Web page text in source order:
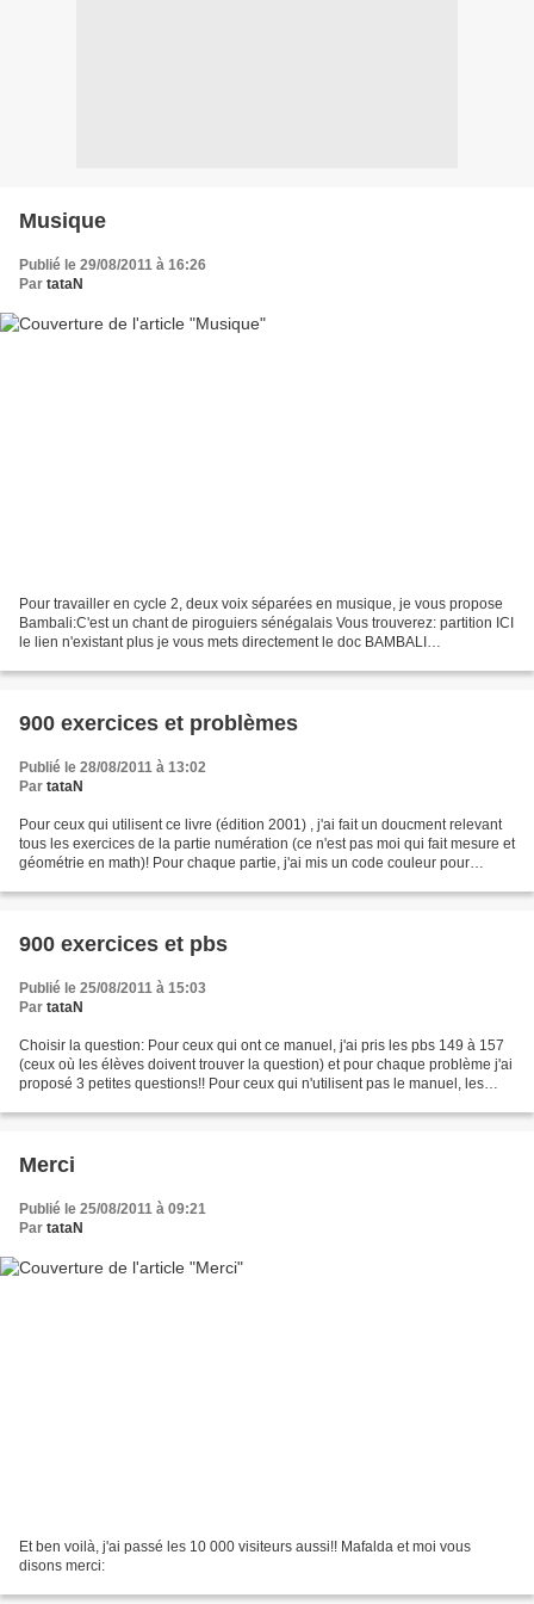
Musique
Publié le 29/08/2011 à 16:26
Par tataN
Pour travailler en cycle 2, deux voix séparées en musique, je vous propose
Bambali:C'est un chant de piroguiers sénégalais Vous trouverez: partition ICI
le lien n'existant plus je vous mets directement le doc BAMBALI
900 exercices et problèmes
Publié le 28/08/2011 à 13:02
Par tataN
Pour ceux qui utilisent ce livre (édition 2001) , j'ai fait un doucment relevant
tous les exercices de la partie numération (ce n'est pas moi qui fait mesure et
géométrie en math)! Pour chaque partie, j'ai mis un code couleur pour
900 exercices et pbs
Publié le 25/08/2011 à 15:03
Par tataN
Choisir la question: Pour ceux qui ont ce manuel, j'ai pris les pbs 149 à 157
(ceux où les élèves doivent trouver la question) et pour chaque problème j'ai
proposé 3 petites questions!! Pour ceux qui n'utilisent pas le manuel, les
Merci
Publié le 25/08/2011 à 09:21
Par tataN
Et ben voilà, j'ai passé les 10 000 visiteurs aussi!! Mafalda et moi vous
disons merci: